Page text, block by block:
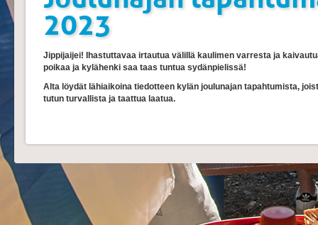
2023
Jippijaijei! Ihastuttavaa irtautua välillä kaulimen varresta ja
poikaa ja kylähenki saa taas tuntua sydänpielissä!
Alta löydät lähiaikoina tiedotteen kylän joulunajan tapahtumista,
tutun turvallista ja taattua laatua.